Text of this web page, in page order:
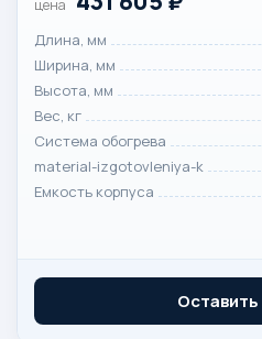
цена
Длина, мм
Ширина, мм
Высота, мм
Вес, кг
Система обогрева
material-izgotovleniya-k
Емкость корпуса
Оставить